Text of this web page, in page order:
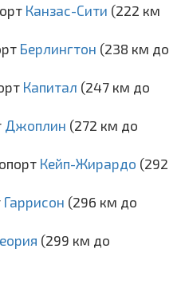
Канзас-Сити (222 км
Берлингтон (238 км до
Капитал (247 км до
Джоплин (272 км до
Кейп-Жирардо (292
Гаррисон (296 км до
(299 км до